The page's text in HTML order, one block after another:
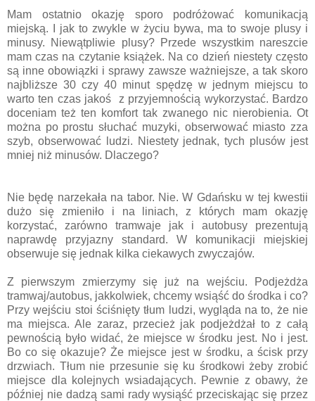
Mam ostatnio okazję sporo podróżować komunikacją
miejską. I jak to zwykle w życiu bywa, ma to swoje plusy i
minusy. Niewątpliwie plusy? Przede wszystkim nareszcie
mam czas na czytanie książek. Na co dzień niestety często
są inne obowiązki i sprawy zawsze ważniejsze, a tak skoro
najbliższe 30 czy 40 minut spędzę w jednym miejscu to
warto ten czas jakoś z przyjemnością wykorzystać. Bardzo
doceniam też ten komfort tak zwanego nic nierobienia. Ot
można po prostu słuchać muzyki, obserwować miasto zza
szyb, obserwować ludzi. Niestety jednak, tych plusów jest
mniej niż minusów. Dlaczego?
Nie będę narzekała na tabor. Nie. W Gdańsku w tej kwestii
dużo się zmieniło i na liniach, z których mam okazję
korzystać, zarówno tramwaje jak i autobusy prezentują
naprawdę przyjazny standard. W komunikacji miejskiej
obserwuje się jednak kilka ciekawych zwyczajów.
Z pierwszym zmierzymy się już na wejściu. Podjeżdża
tramwaj/autobus, jakkolwiek, chcemy wsiąść do środka i co?
Przy wejściu stoi ściśnięty tłum ludzi, wygląda na to, że nie
ma miejsca. Ale zaraz, przecież jak podjeżdżał to z całą
pewnością było widać, że miejsce w środku jest. No i jest.
Bo co się okazuje? Że miejsce jest w środku, a ścisk przy
drzwiach. Tłum nie przesunie się ku środkowi żeby zrobić
miejsce dla kolejnych wsiadających. Pewnie z obawy, że
później nie dadzą sami rady wysiąść przeciskając się przez